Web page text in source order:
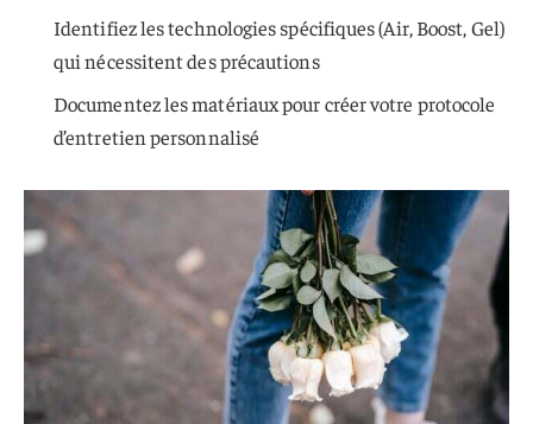
Identifiez les technologies spécifiques (Air, Boost, Gel)
qui nécessitent des précautions
Documentez les matériaux pour créer votre protocole
d’entretien personnalisé